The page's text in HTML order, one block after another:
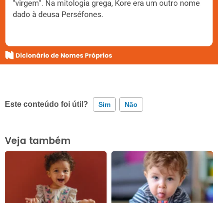
Este conteúdo foi útil? Sim Não
Este conteúdo contém informação incorreta
Este conteúdo não tem a informação que procuro
Veja também